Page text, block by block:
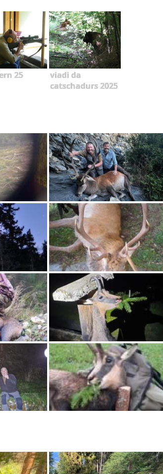
25
viadi da
catschadurs 2025